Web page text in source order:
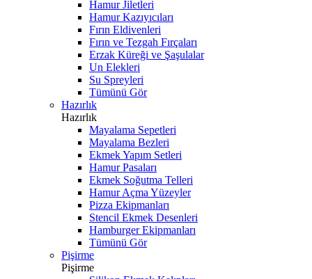
Hamur Jiletleri
Hamur Kazıyıcıları
Fırın Eldivenleri
Fırın ve Tezgah Fırçaları
Erzak Küreği ve Şaşulalar
Un Elekleri
Su Spreyleri
Tümünü Gör
Hazırlık
Hazırlık
Mayalama Sepetleri
Mayalama Bezleri
Ekmek Yapım Setleri
Hamur Pasaları
Ekmek Soğutma Telleri
Hamur Açma Yüzeyler
Pizza Ekipmanları
Stencil Ekmek Desenleri
Hamburger Ekipmanları
Tümünü Gör
Pişirme
Pişirme